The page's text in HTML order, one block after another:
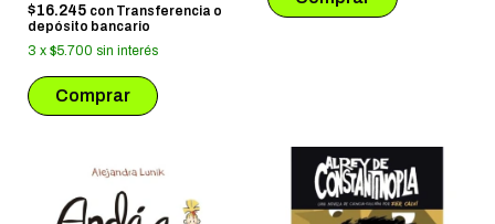
$16.245 con Transferencia o
depósito bancario
3 x $5.700 sin interés